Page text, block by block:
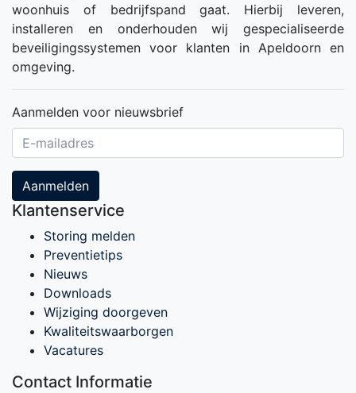
woonhuis of bedrijfspand gaat. Hierbij leveren,
installeren en onderhouden wij gespecialiseerde
beveiligingssystemen voor klanten in Apeldoorn en
omgeving.
Aanmelden voor nieuwsbrief
Aanmelden
Klantenservice
Storing melden
Preventietips
Nieuws
Downloads
Wijziging doorgeven
Kwaliteitswaarborgen
Vacatures
Contact Informatie